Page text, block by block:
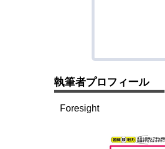
執筆者プロフィール
Foresight